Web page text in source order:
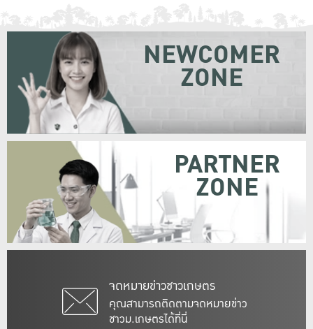
จดหมายข่าวชาวเกษตร
คุณสามารถติดตามจดหมายข่าว
ชาวม.เกษตรได้ที่นี่
NEWCOMER
ZONE
PARTNER
ZONE